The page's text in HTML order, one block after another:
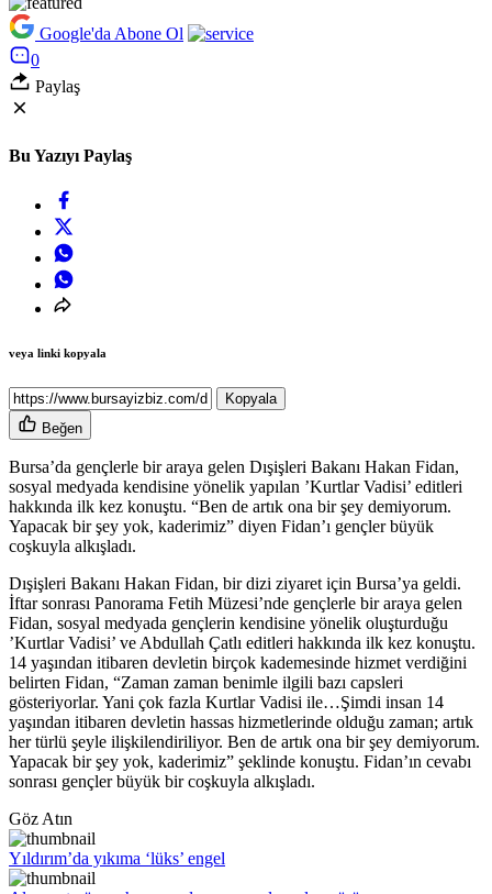
Google'da Abone Ol
0
Paylaş
Bu Yazıyı Paylaş
veya linki kopyala
Kopyala
Beğen
Bursa’da gençlerle bir araya gelen Dışişleri Bakanı Hakan Fidan,
sosyal medyada kendisine yönelik yapılan ’Kurtlar Vadisi’ editleri
hakkında ilk kez konuştu. “Ben de artık ona bir şey demiyorum.
Yapacak bir şey yok, kaderimiz” diyen Fidan’ı gençler büyük
coşkuyla alkışladı.
Dışişleri Bakanı Hakan Fidan, bir dizi ziyaret için Bursa’ya geldi.
İftar sonrası Panorama Fetih Müzesi’nde gençlerle bir araya gelen
Fidan, sosyal medyada gençlerin kendisine yönelik oluşturduğu
’Kurtlar Vadisi’ ve Abdullah Çatlı editleri hakkında ilk kez konuştu.
14 yaşından itibaren devletin birçok kademesinde hizmet verdiğini
belirten Fidan, “Zaman zaman benimle ilgili bazı capsleri
gösteriyorlar. Yani çok fazla Kurtlar Vadisi ile…Şimdi insan 14
yaşından itibaren devletin hassas hizmetlerinde olduğu zaman; artık
her türlü şeyle ilişkilendiriliyor. Ben de artık ona bir şey demiyorum.
Yapacak bir şey yok, kaderimiz” şeklinde konuştu. Fidan’ın cevabı
sonrası gençler büyük bir coşkuyla alkışladı.
Göz Atın
Yıldırım’da yıkıma ‘lüks’ engel